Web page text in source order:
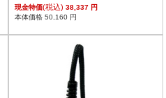
現金特価(税込) 38,337 円
本体価格 50,160 円